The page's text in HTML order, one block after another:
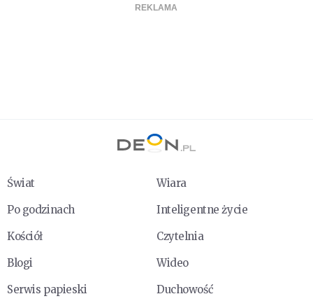
Świat
Wiara
Po godzinach
Inteligentne życie
Kościół
Czytelnia
Blogi
Wideo
Serwis papieski
Duchowość